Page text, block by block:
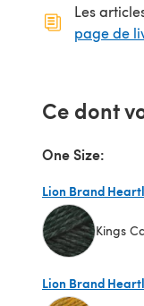
Les
page de
Ce dont
One Size:
Lion Brand
Kings
Lion Brand